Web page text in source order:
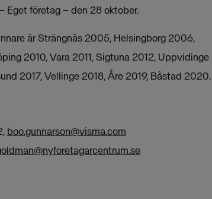
Eget företag – den 28 oktober.
är Strängnäs 2005, Helsingborg 2006,
2010, Vara 2011, Sigtuna 2012, Uppvidinge
2017, Vellinge 2018, Åre 2019, Båstad 2020.
boo.gunnarson@visma.com